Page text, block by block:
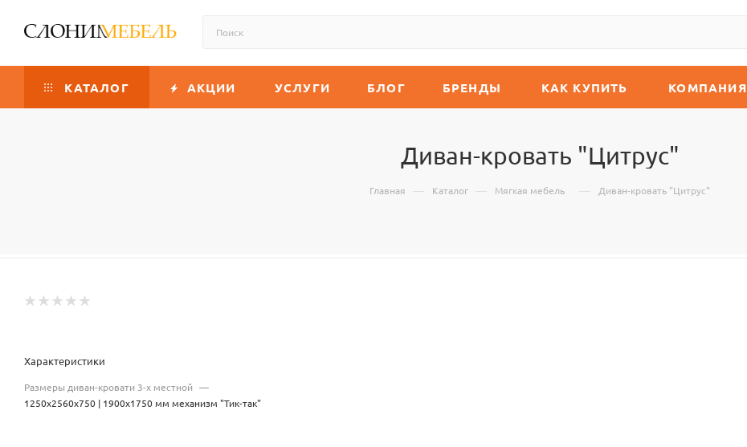
КАТАЛОГ АКЦИИ УСЛУГИ БЛОГ БРЕНДЫ КАК КУПИТЬ КОМПАНИЯ
Диван-кровать "Цитрус"
Главная — Каталог — Мягкая мебель — Диван-кровать "Цитрус"
Характеристики
Размеры диван-кровати 3-х местной —
1250х2560х750 | 1900x1750 мм механизм "Тик-так"